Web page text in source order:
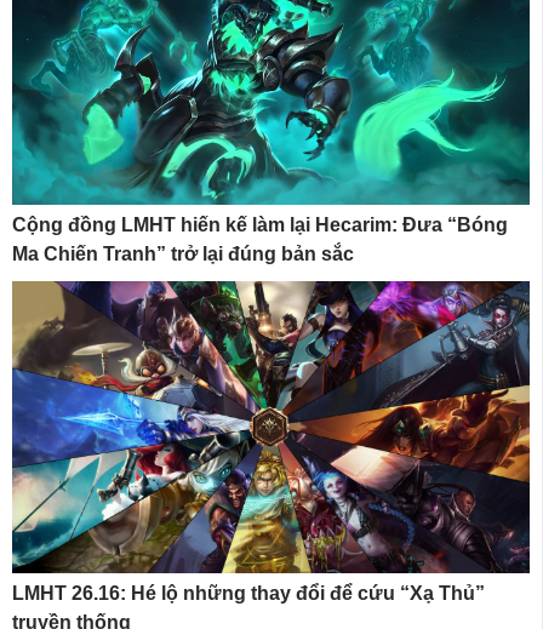
Cộng đồng LMHT hiến kế làm lại Hecarim: Đưa “Bóng
Ma Chiến Tranh” trở lại đúng bản sắc
LMHT 26.16: Hé lộ những thay đổi để cứu “Xạ Thủ”
truyền thống